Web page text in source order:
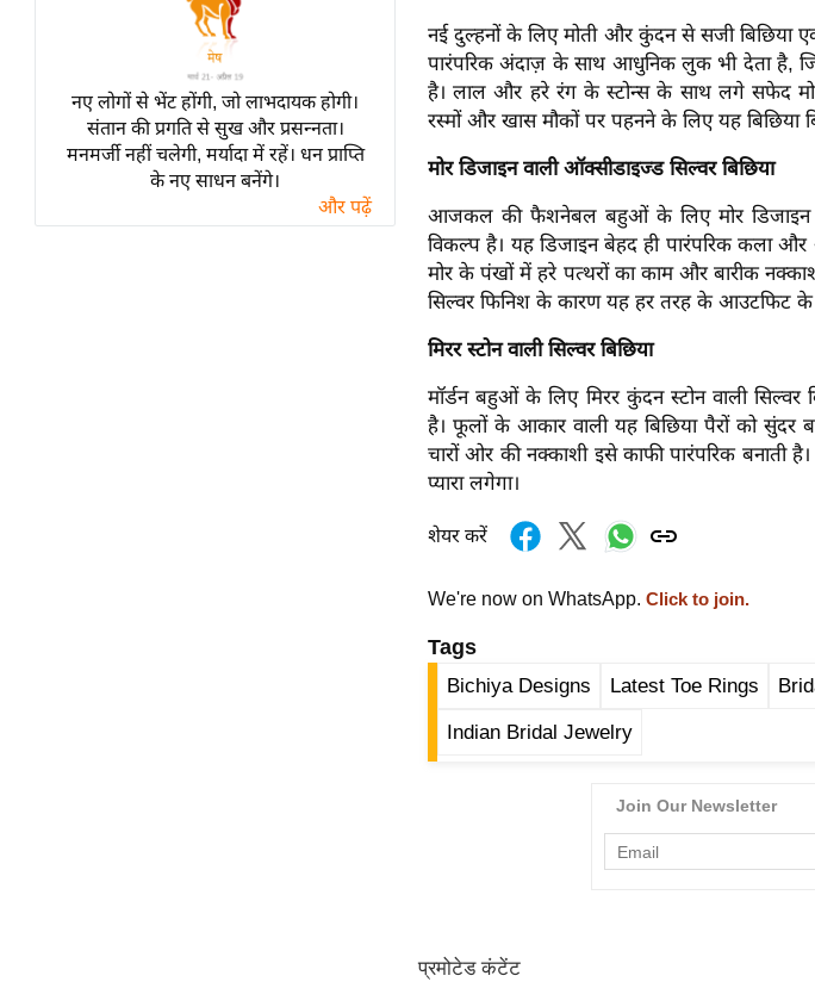
व्रत
त्योहार
राशिफल
विशेष
नए लोगों से भेंट होंगी, जो लाभदायक होगी।
संतान की प्रगति से सुख और प्रसन्नता।
मनमर्जी नहीं चलेगी, मर्यादा में रहें। धन प्राप्ति
के नए साधन बनेंगे।
और पढ़ें
नई दुल्हनों के लिए मोती और कुंदन से सजी बिछिया
पारंपरिक अंदाज़ के साथ आधुनिक लुक भी देता है,
है। लाल और हरे रंग के स्टोन्स के साथ लगे सफेद
रस्मों और खास मौकों पर पहनने के लिए यह बिछिया
मोर डिजाइन वाली ऑक्सीडाइज्ड सिल्वर बिछिया
आजकल की फैशनेबल बहुओं के लिए मोर डिजाइन
विकल्प है। यह डिजाइन बेहद ही पारंपरिक कला
मोर के पंखों में हरे पत्थरों का काम और बारीक
सिल्वर फिनिश के कारण यह हर तरह के आउटफिट के
मिरर स्टोन वाली सिल्वर बिछिया
मॉर्डन बहुओं के लिए मिरर कुंदन स्टोन वाली
है। फूलों के आकार वाली यह बिछिया पैरों को
चारों ओर की नक्काशी इसे काफी पारंपरिक बनाती
प्यारा लगेगा।
शेयर करें
We're now on WhatsApp. Click to join.
Tags
Bichiya Designs Latest Toe Rings
Indian Bridal Jewelry